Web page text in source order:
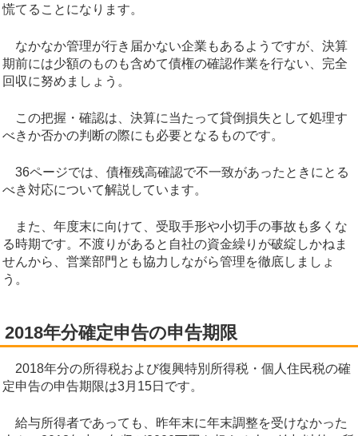
慌てることになります。
なかなか管理が行き届かない企業もあるようですが、決算
期前には少額のものも含めて債権の確認作業を行ない、完全
回収に努めましょう。
この把握・確認は、決算に当たって貸倒損失として処理す
べきか否かの判断の際にも必要となるものです。
36ページでは、債権残高確認で不一致があったときにとる
べき対応について解説しています。
また、年度末に向けて、受取手形や小切手の事故も多くな
る時期です。不渡りがあると自社の資金繰りが破綻しかねま
せんから、営業部門とも協力しながら管理を徹底しましょ
う。
2018年分確定申告の申告期限
2018年分の所得税および復興特別所得税・個人住民税の確
定申告の申告期限は3月15日です。
給与所得者であっても、昨年末に年末調整を受けなかった